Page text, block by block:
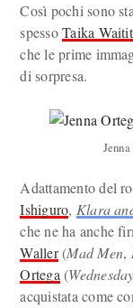
Così pochi sono
spessoTaika
che le prime
di sorpresa.
Adattamento del
Ishiguro, Klara
che ne ha anche
Waller(Mad Men,
Ortega (Wednesday
acquistata come